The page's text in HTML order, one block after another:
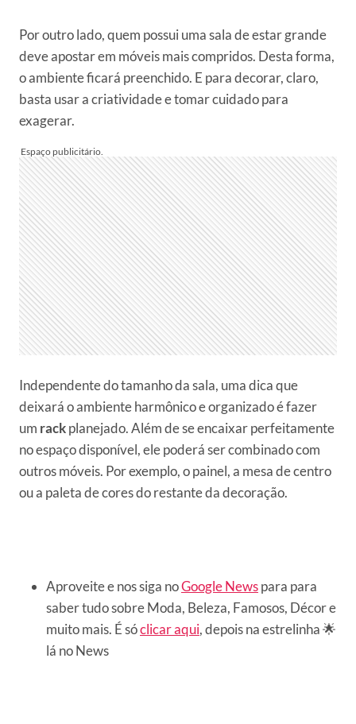
Por outro lado, quem possui uma sala de estar grande
deve apostar em móveis mais compridos. Desta forma,
o ambiente ficará preenchido. E para decorar, claro,
basta usar a criatividade e tomar cuidado para
exagerar.
Independente do tamanho da sala, uma dica que
deixará o ambiente harmônico e organizado é fazer
um rackplanejado. Além de se encaixar perfeitamente
no espaço disponível, ele poderá ser combinado com
outros móveis. Por exemplo, o painel, a mesa de centro
ou a paleta de cores do restante da decoração.
Aproveite e nos siga noGoogle Newspara para
saber tudo sobre Moda, Beleza, Famosos, Décor e
muito mais. É sóclicar aqui, depois na estrelinha 🌟
lá no News